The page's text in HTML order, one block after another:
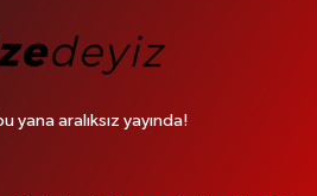
yana aralıksız yayında!